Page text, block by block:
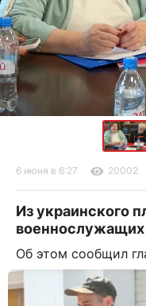
6 июня в 6:27 20002
Из украинского
военнослужащих
Об этом сообщил